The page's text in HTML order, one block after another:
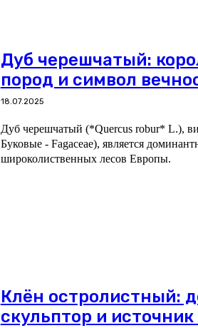
Дуб черешчатый:
пород и символ
18.07.2025
Дуб черешчатый (*Quercus robur* L.),
Буковые - Fagaceae), является
широколиственных лесов Европы.
Клён остролистный:
скульптор и